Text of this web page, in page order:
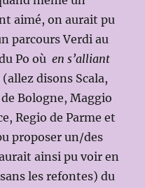
aimé, on aurait pu
parcours Verdi au
Po oùen s’alliant
disons Scala,
Bologne, Maggio
Regio de Parme et
proposer un/des
ainsi pu voir en
les refontes) du